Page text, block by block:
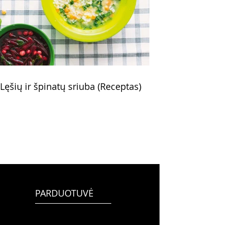
Lęšių ir špinatų sriuba (Receptas)
PARDUOTUVĖ